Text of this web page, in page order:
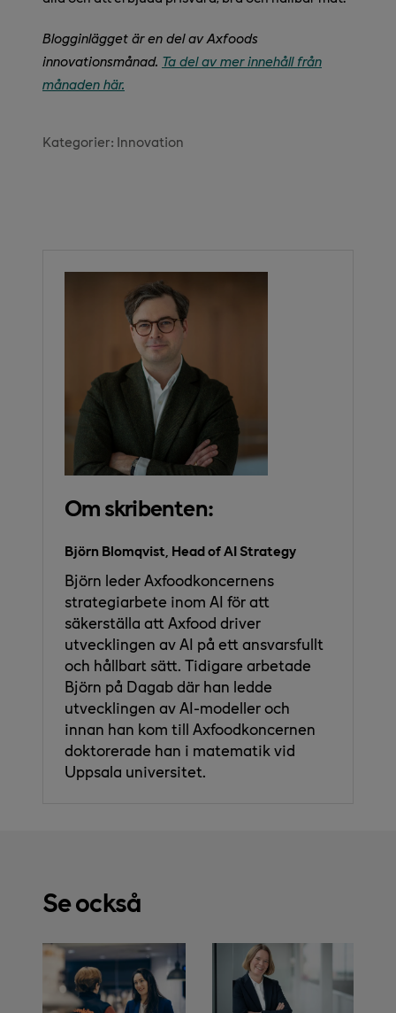
Blogginlägget är en del av Axfoods
innovationsmånad. Ta del av mer innehåll från
månaden här.
Kategorier: Innovation
Om skribenten:
Björn Blomqvist, Head of AI Strategy
Björn leder Axfoodkoncernens
strategiarbete inom AI för att
säkerställa att Axfood driver
utvecklingen av AI på ett ansvarsfullt
och hållbart sätt. Tidigare arbetade
Björn på Dagab där han ledde
utvecklingen av AI-modeller och
innan han kom till Axfoodkoncernen
doktorerade han i matematik vid
Uppsala universitet.
Se också